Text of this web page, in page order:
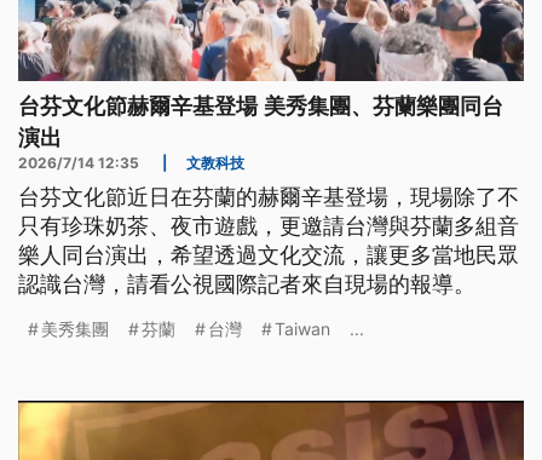
台芬文化節赫爾辛基登場 美秀集團、芬蘭樂團同台
演出
2026/7/14 12:35 文教科技
台芬文化節近日在芬蘭的赫爾辛基登場，現場除了不
只有珍珠奶茶、夜市遊戲，更邀請台灣與芬蘭多組音
樂人同台演出，希望透過文化交流，讓更多當地民眾
認識台灣，請看公視國際記者來自現場的報導。
美秀集團 芬蘭 台灣 Taiwan ...